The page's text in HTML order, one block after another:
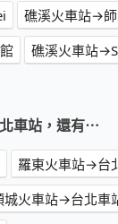
礁溪火車站→
礁溪火車站
車站，還有⋯
羅東火車站→台
城火車站→台北車